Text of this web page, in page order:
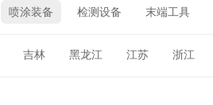
喷涂装备 检测设备 末端工具
吉林 黑龙江 江苏 浙江